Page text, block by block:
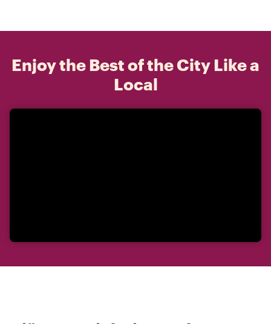
Enjoy the Best of the City Like a
Local